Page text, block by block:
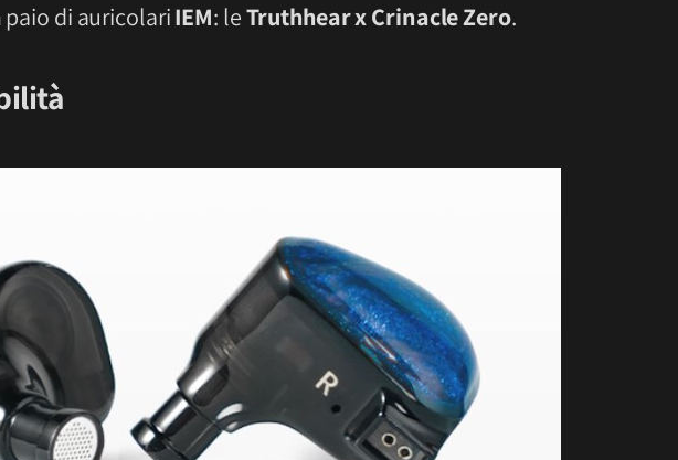
di auricolariIEM: leTruthhear x Crinacle Zero.